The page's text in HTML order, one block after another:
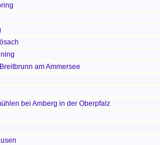
am Ammersee
bei Amberg in der Oberpfalz